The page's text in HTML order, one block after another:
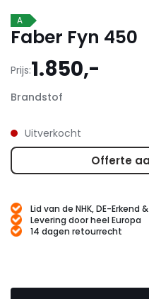
A
Faber Fyn 450
Prijs:1.850,-
Brandstof
Uitverkocht
Offerte
Lid van de NHK, DE-Erkend
Levering door heel Europa
14 dagen retourrecht